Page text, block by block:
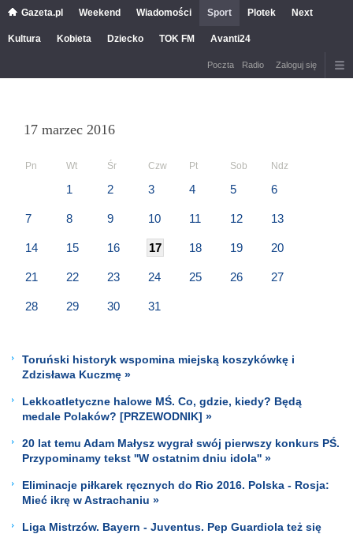
Gazeta.pl Weekend Wiadomości Sport Plotek Next
Kultura Kobieta Dziecko TOK FM Avanti24
Poczta Radio Zaloguj się
17 marzec 2016
Pn Wt Śr Czw Pt Sob Ndz
1 2 3 4 5 6
7 8 9 10 11 12 13
14 15 16 17 18 19 20
21 22 23 24 25 26 27
28 29 30 31
Toruński historyk wspomina miejską koszykówkę i
Zdzisława Kuczmę »
Lekkoatletyczne halowe MŚ. Co, gdzie, kiedy? Będą
medale Polaków? [PRZEWODNIK] »
20 lat temu Adam Małysz wygrał swój pierwszy konkurs PŚ.
Przypominamy tekst ''W ostatnim dniu idola'' »
Eliminacje piłkarek ręcznych do Rio 2016. Polska - Rosja:
Mieć ikrę w Astrachaniu »
Liga Mistrzów. Bayern - Juventus. Pep Guardiola też się